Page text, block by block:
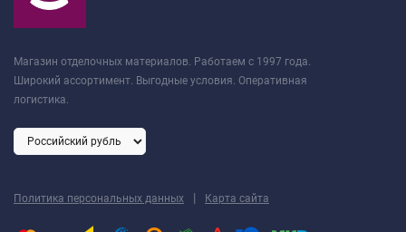
Магазин отделочных материалов. Работаем с 1997 года.
Широкий ассортимент. Выгодные условия. Оперативная
логистика.
Политика персональных данных | Карта сайта